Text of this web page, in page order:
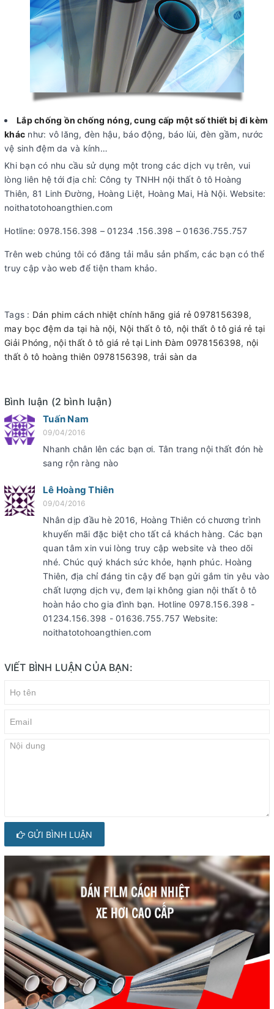
Lắp chống ồn chống nóng, cung cấp một số thiết bị đi kèm
khác như: vô lăng, đèn hậu, báo động, báo lùi, đèn gầm, nước
vệ sinh đệm da và kính…
Khi bạn có nhu cầu sử dụng một trong các dịch vụ trên, vui
lòng liên hệ tới địa chỉ: Công ty TNHH nội thất ô tô Hoàng
Thiên, 81 Linh Đường, Hoàng Liệt, Hoàng Mai, Hà Nội. Website:
noithatotohoangthien.com
Hotline: 0978.156.398 – 01234 .156.398 – 01636.755.757
Trên web chúng tôi có đăng tải mẫu sản phẩm, các bạn có thể
truy cập vào web để tiện tham khảo.
Tags : Dán phim cách nhiệt chính hãng giá rẻ 0978156398,
may bọc đệm da tại hà nội, Nội thất ô tô, nội thất ô tô giá rẻ tại
Giải Phóng, nội thất ô tô giá rẻ tại Linh Đàm 0978156398, nội
thất ô tô hoàng thiên 0978156398, trải sàn da
Bình luận (2 bình luận)
Tuấn Nam
09/04/2016
Nhanh chân lên các bạn ơi. Tân trang nội thất đón hè
sang rộn ràng nào
Lê Hoàng Thiên
09/04/2016
Nhân dịp đầu hè 2016, Hoàng Thiên có chương trình
khuyến mãi đặc biệt cho tất cả khách hàng. Các bạn
quan tâm xin vui lòng truy cập website và theo dõi
nhé. Chúc quý khách sức khỏe, hạnh phúc. Hoàng
Thiên, địa chỉ đáng tin cậy để bạn gửi gắm tin yêu vào
chất lượng dịch vụ, đem lại không gian nội thất ô tô
hoàn hảo cho gia đình bạn. Hotline 0978.156.398 -
01234.156.398 - 01636.755.757 Website:
noithatotohoangthien.com
VIẾT BÌNH LUẬN CỦA BẠN:
GỬI BÌNH LUẬN